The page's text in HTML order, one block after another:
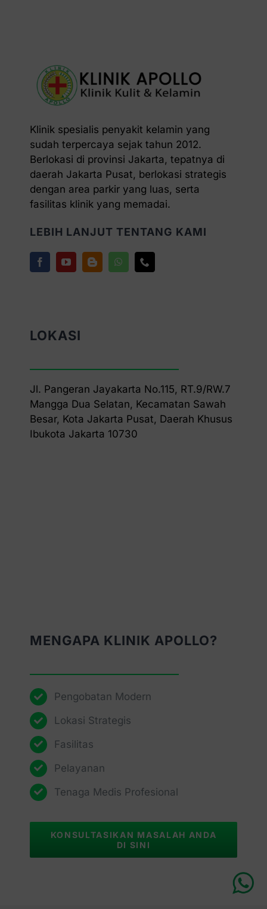
Klinik spesialis penyakit kelamin yang
sudah terpercaya sejak tahun 2012.
Berlokasi di provinsi Jakarta, tepatnya di
daerah Jakarta Pusat, berlokasi strategis
dengan area parkir yang luas, serta
fasilitas klinik yang memadai.
LEBIH LANJUT TENTANG KAMI
LOKASI
Jl. Pangeran Jayakarta No.115, RT.9/RW.7
Mangga Dua Selatan, Kecamatan Sawah
Besar, Kota Jakarta Pusat, Daerah Khusus
Ibukota Jakarta 10730
MENGAPA KLINIK APOLLO?
Pengobatan Modern
Lokasi Strategis
Fasilitas
Pelayanan
Tenaga Medis Profesional
KONSULTASIKAN MASALAH ANDA
DI SINI